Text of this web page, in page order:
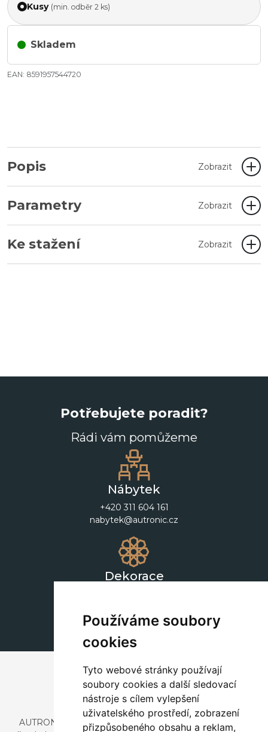
Používáme soubory
cookies
Tyto webové stránky používají
soubory cookies a další sledovací
nástroje s cílem vylepšení
uživatelského prostředí, zobrazení
přizpůsobeného obsahu a reklam,
Kusy (min. odběr 2 ks)
Skladem
EAN: 8591957544720
Popis Zobrazit
Parametry Zobrazit
Ke stažení Zobrazit
Potřebujete poradit?
Rádi vám pomůžeme
Nábytek
+420 311 604 161
nabytek@autronic.cz
Dekorace
AUTRONIC, s.r.o. je společnost zabývající se dovozem a